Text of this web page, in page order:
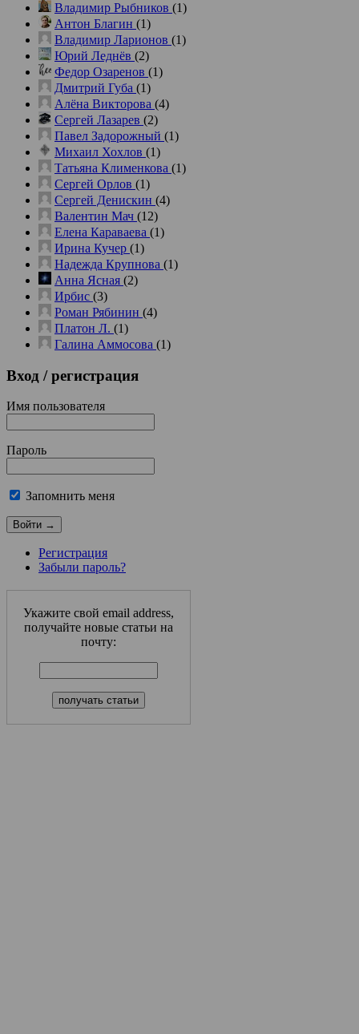
Владимир Рыбников (1)
Антон Благин (1)
Владимир Ларионов (1)
Юрий Леднёв (2)
Федор Озаренов (1)
Дмитрий Губа (1)
Алёна Викторова (4)
Сергей Лазарев (2)
Павел Задорожный (1)
Михаил Хохлов (1)
Татьяна Клименкова (1)
Сергей Орлов (1)
Сергей Денискин (4)
Валентин Мач (12)
Елена Караваева (1)
Ирина Кучер (1)
Надежда Крупнова (1)
Анна Ясная (2)
Ирбис (3)
Роман Рябинин (4)
Платон Л. (1)
Галина Аммосова (1)
Вход / регистрация
Имя пользователя
Пароль
Запомнить меня
Регистрация
Забыли пароль?
Укажите свой email address,
получайте новые статьи на
почту: